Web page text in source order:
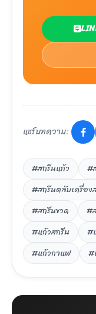
แชร์บทความ:
#สกรีนแก้ว #
#สกรีนตลับเครื่อง
#สกรีนขวด
#
#แก้วสกรีน
#
#แก้วกาแฟ
#